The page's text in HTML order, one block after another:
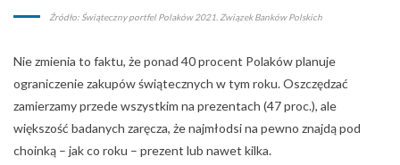
Źródło: Świąteczny portfel Polaków 2021. Związek Banków Polskich
Nie zmienia to faktu, że ponad 40 procent Polaków planuje
ograniczenie zakupów świątecznych w tym roku. Oszczędzać
zamierzamy przede wszystkim na prezentach (47 proc.), ale
większość badanych zaręcza, że najmłodsi na pewno znajdą pod
choinką – jak co roku – prezent lub nawet kilka.